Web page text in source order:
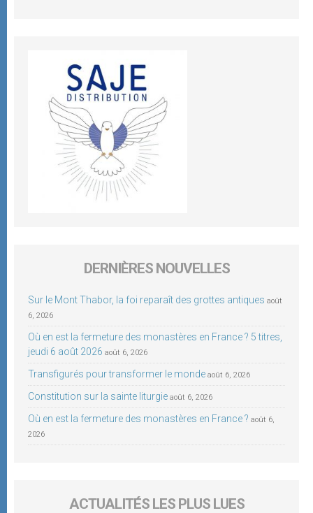
DERNIÈRES NOUVELLES
Sur le Mont Thabor, la foi reparaît des grottes antiques août
6, 2026
Où en est la fermeture des monastères en France ? 5 titres,
jeudi 6 août 2026 août 6, 2026
Transfigurés pour transformer le monde août 6, 2026
Constitution sur la sainte liturgie août 6, 2026
Où en est la fermeture des monastères en France ? août 6,
2026
ACTUALITÉS LES PLUS LUES